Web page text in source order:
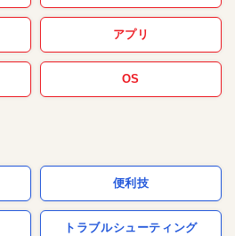
アプリ
OS
便利技
トラブルシューティング